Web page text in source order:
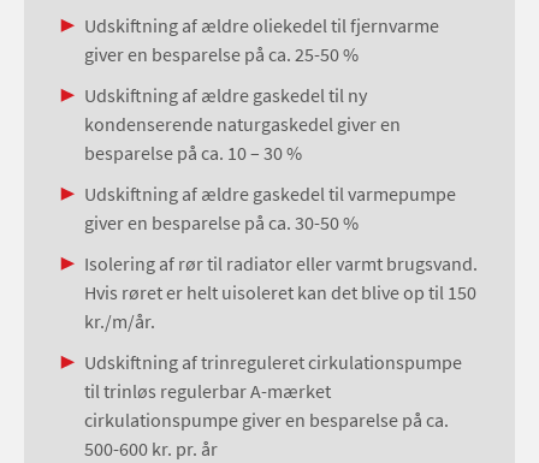
Udskiftning af ældre oliekedel til fjernvarme
giver en besparelse på ca. 25-50 %
Udskiftning af ældre gaskedel til ny
kondenserende naturgaskedel giver en
besparelse på ca. 10 – 30 %
Udskiftning af ældre gaskedel til varmepumpe
giver en besparelse på ca. 30-50 %
Isolering af rør til radiator eller varmt brugsvand.
Hvis røret er helt uisoleret kan det blive op til 150
kr./m/år.
Udskiftning af trinreguleret cirkulationspumpe
til trinløs regulerbar A-mærket
cirkulationspumpe giver en besparelse på ca.
500-600 kr. pr. år